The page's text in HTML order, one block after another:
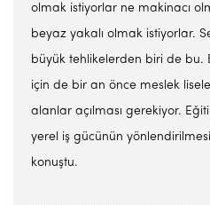
olmak istiyorlar ne makinacı
beyaz yakalı olmak istiyorlar.
büyük tehlikelerden biri de bu.
için de bir an önce meslek
alanlar açılması gerekiyor.
yerel iş gücünün
konuştu.